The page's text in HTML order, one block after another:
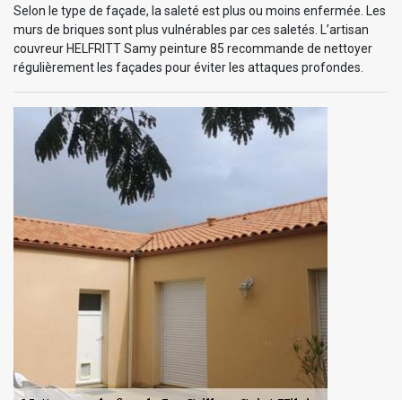
Selon le type de façade, la saleté est plus ou moins enfermée. Les
murs de briques sont plus vulnérables par ces saletés. L’artisan
couvreur HELFRITT Samy peinture 85 recommande de nettoyer
régulièrement les façades pour éviter les attaques profondes.